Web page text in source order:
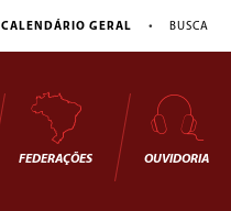
CALENDÁRIO GERAL • BUSCA
FEDERAÇÕES OUVIDORIA